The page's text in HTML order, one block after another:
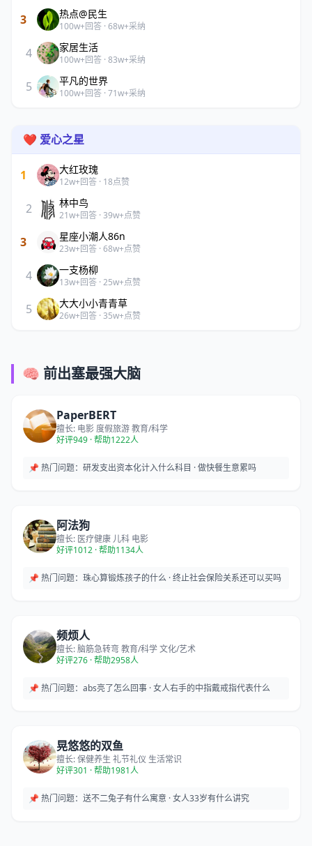
3 热点@民生
100w+回答 · 68w+采纳
4 家居生活
100w+回答 · 83w+采纳
5 平凡的世界
100w+回答 · 71w+采纳
❤️ 爱心之星
1 大红玫瑰
12w+回答 · 18点赞
2 林中鸟
21w+回答 · 39w+点赞
3 星座小潮人86n
23w+回答 · 68w+点赞
4 一支杨柳
13w+回答 · 25w+点赞
5 大大小小青青草
26w+回答 · 35w+点赞
🧠 前出塞最强大脑
PaperBERT
擅长: 电影 度假旅游 教育/科学
好评949 · 帮助1222人
📌 热门问题： 研发支出资本化计入什么科目 · 做快餐生意累吗
阿法狗
擅长: 医疗健康 儿科 电影
好评1012 · 帮助1134人
📌 热门问题： 珠心算锻炼孩子的什么 · 终止社会保险关系还可以买吗
频烦人
擅长: 脑筋急转弯 教育/科学 文化/艺术
好评276 · 帮助2958人
📌 热门问题： abs亮了怎么回事 · 女人右手的中指戴戒指代表什么
晃悠悠的双鱼
擅长: 保健养生 礼节礼仪 生活常识
好评301 · 帮助1981人
📌 热门问题： 送不二兔子有什么寓意 · 女人33岁有什么讲究